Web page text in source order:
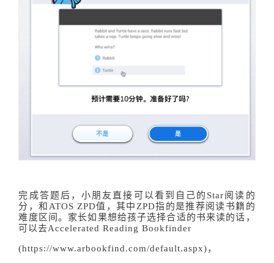
完成答题后，小朋友直接可以看到自己的Star阅读的
分，和ATOS ZPD值，其中ZPD指的是推荐阅读书籍的
难度区间。家长如果想给孩子选择合适的书来读的话，
可以去Accelerated Reading Bookfinder
(https://www.arbookfind.com/default.aspx)，